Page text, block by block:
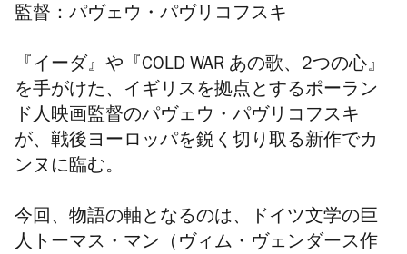
監督：パヴェウ・パヴリコフスキ
『イーダ』や『COLD WAR あの歌、2つの心』
を手がけた、イギリスを拠点とするポーラン
ド人映画監督のパヴェウ・パヴリコフスキ
が、戦後ヨーロッパを鋭く切り取る新作でカ
ンヌに臨む。
今回、物語の軸となるのは、ドイツ文学の巨
人トーマス・マン（ヴィム・ヴェンダース作